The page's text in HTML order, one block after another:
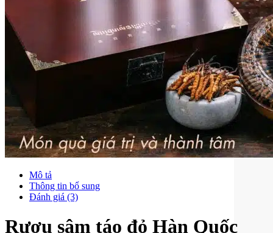
Mô tả
Thông tin bổ sung
Đánh giá (3)
Rượu sâm táo đỏ Hàn Quốc